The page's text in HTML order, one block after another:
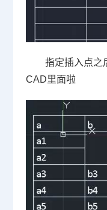
指定插入点之
CAD里面啦